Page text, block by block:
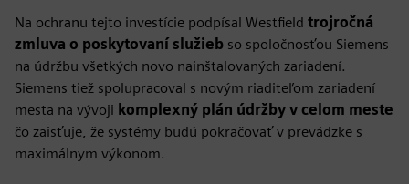
Na ochranu tejto investície podpísal Westfield trojročná
zmluva o poskytovaní služieb so spoločnosťou Siemens
na údržbu všetkých novo nainštalovaných zariadení.
Siemens tiež spolupracoval s novým riaditeľom zariadení
mesta na vývoji komplexný plán údržby v celom meste
čo zaisťuje, že systémy budú pokračovať v prevádzke s
maximálnym výkonom.